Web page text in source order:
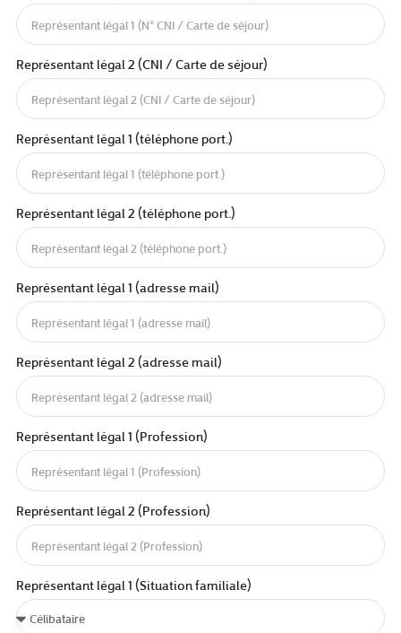
Représentant légal 2 (CNI / Carte de séjour)
Représentant légal 1 (téléphone port.)
Représentant légal 2 (téléphone port.)
Représentant légal 1 (adresse mail)
Représentant légal 2 (adresse mail)
Représentant légal 1 (Profession)
Représentant légal 2 (Profession)
Représentant légal 1 (Situation familiale)